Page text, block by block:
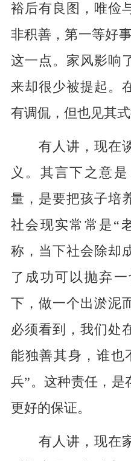
裕后有良图，唯俭
非积善，第一等好
这一点。家风影响
来却很少被提起。
有调侃，但也见其式
有人讲，现在谈
义。其言下之意
量，是要把孩子培
社会现实常常是“
称，当下社会除却
了成功可以抛弃
下，做一个出淤泥
必须看到，我们处
能独善其身，谁也
兵”。这种责任，是
更好的保证。
有人讲，现在家